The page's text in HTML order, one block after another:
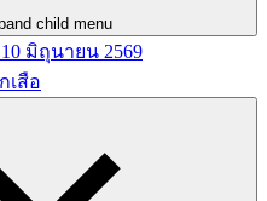
child menu
มิถุนายน 2569
เสือ